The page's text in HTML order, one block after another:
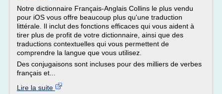
Notre dictionnaire Français-Anglais Collins le plus vendu
pour iOS vous offre beaucoup plus qu'une traduction
littérale. Il inclut des fonctions efficaces qui vous aident à
tirer plus de profit de votre dictionnaire, ainsi que des
traductions contextuelles qui vous permettent de
comprendre la langue que vous utilisez.
Des conjugaisons sont incluses pour des milliers de verbes
français et...
Lire la suite